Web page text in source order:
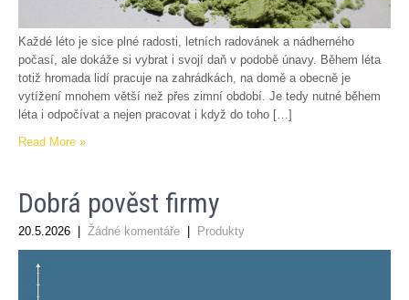
Každé léto je sice plné radosti, letních radovánek a nádherného
počasí, ale dokáže si vybrat i svojí daň v podobě únavy. Během léta
totiž hromada lidí pracuje na zahrádkách, na domě a obecně je
vytížení mnohem větší než přes zimní období. Je tedy nutné během
léta i odpočívat a nejen pracovat i když do toho […]
Read More »
Dobrá pověst firmy
20.5.2026 Žádné komentáře Produkty